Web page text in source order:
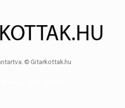
© Gitarkottak.hu